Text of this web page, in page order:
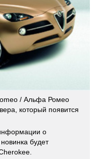
/ Альфа Ромео
который появится
о
будет